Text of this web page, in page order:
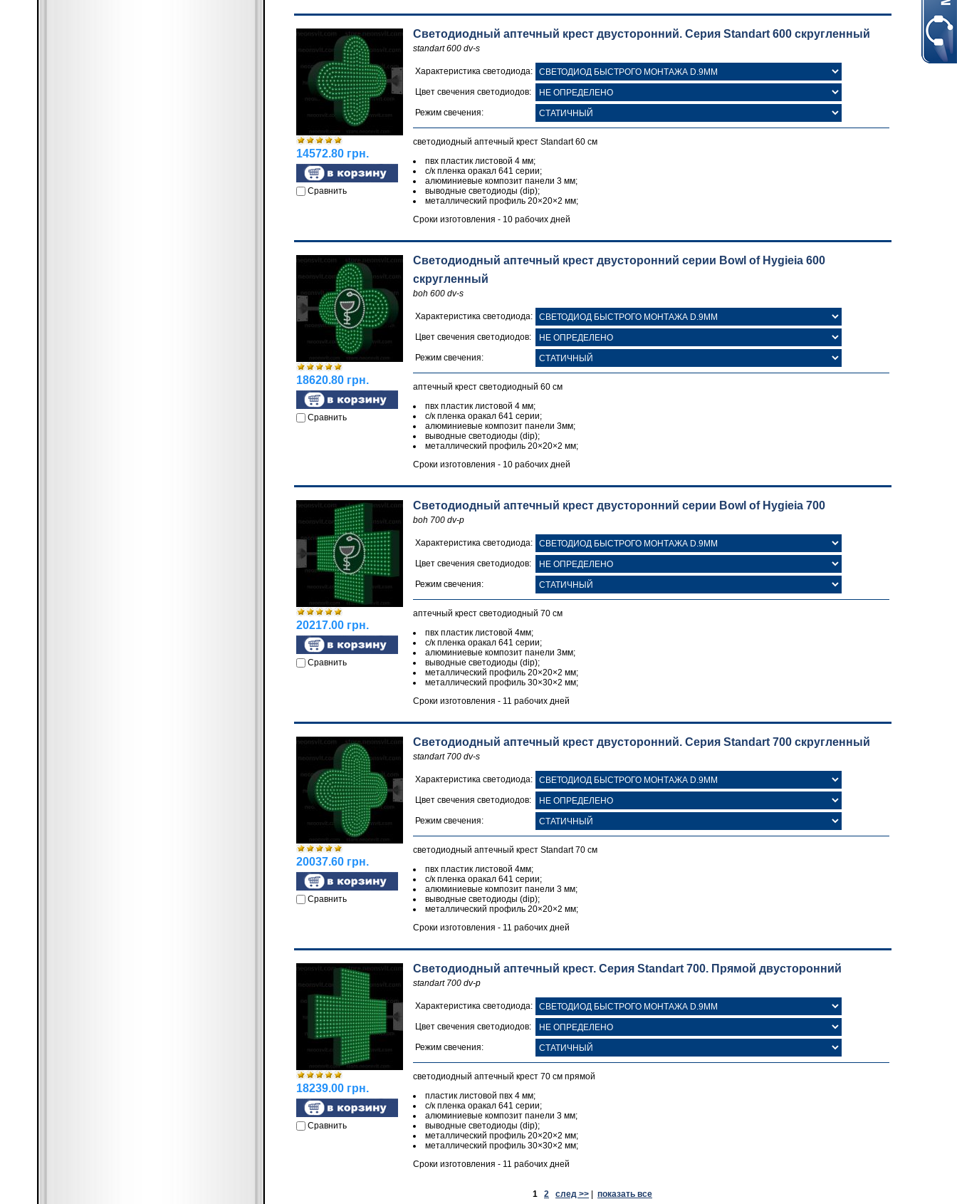
14572.80 грн.
Сравнить
Светодиодный аптечный крест двусторонний. Серия Standart 600 скругленный
standart 600 dv-s
Характеристика светодиода:
Цвет свечения светодиодов:
Режим свечения:
светодиодный аптечный крест Standart 60 см
пвх пластик листовой 4 мм;
с/к пленка оракал 641 серии;
алюминиевые композит панели 3 мм;
выводные светодиоды (dip);
металлический профиль 20×20×2 мм;
Сроки изготовления - 10 рабочих дней
18620.80 грн.
Сравнить
Светодиодный аптечный крест двусторонний серии Bowl of Hygieia 600
скругленный
boh 600 dv-s
Характеристика светодиода:
Цвет свечения светодиодов:
Режим свечения:
аптечный крест светодиодный 60 см
пвх пластик листовой 4 мм;
с/к пленка оракал 641 серии;
алюминиевые композит панели 3мм;
выводные светодиоды (dip);
металлический профиль 20×20×2 мм;
Сроки изготовления - 10 рабочих дней
20217.00 грн.
Сравнить
Светодиодный аптечный крест двусторонний серии Bowl of Hygieia 700
boh 700 dv-p
Характеристика светодиода:
Цвет свечения светодиодов:
Режим свечения:
аптечный крест светодиодный 70 см
пвх пластик листовой 4мм;
с/к пленка оракал 641 серии;
алюминиевые композит панели 3мм;
выводные светодиоды (dip);
металлический профиль 20×20×2 мм;
металлический профиль 30×30×2 мм;
Сроки изготовления - 11 рабочих дней
20037.60 грн.
Сравнить
Светодиодный аптечный крест двусторонний. Серия Standart 700 скругленный
standart 700 dv-s
Характеристика светодиода:
Цвет свечения светодиодов:
Режим свечения:
светодиодный аптечный крест Standart 70 см
пвх пластик листовой 4мм;
с/к пленка оракал 641 серии;
алюминиевые композит панели 3 мм;
выводные светодиоды (dip);
металлический профиль 20×20×2 мм;
Сроки изготовления - 11 рабочих дней
18239.00 грн.
Сравнить
Светодиодный аптечный крест. Серия Standart 700. Прямой двусторонний
standart 700 dv-p
Характеристика светодиода:
Цвет свечения светодиодов:
Режим свечения:
светодиодный аптечный крест 70 см прямой
пластик листовой пвх 4 мм;
с/к пленка оракал 641 серии;
алюминиевые композит панели 3 мм;
выводные светодиоды (dip);
металлический профиль 20×20×2 мм;
металлический профиль 30×30×2 мм;
Сроки изготовления - 11 рабочих дней
1 2 след >> показать все